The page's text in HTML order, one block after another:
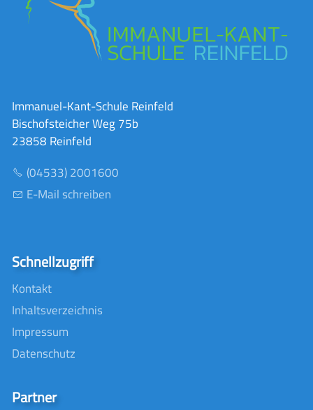
Immanuel-Kant-Schule Reinfeld
Bischofsteicher Weg 75b
23858 Reinfeld
(04533) 2001600
E-Mail schreiben
Schnellzugriff
Kontakt
Inhaltsverzeichnis
Impressum
Datenschutz
Partner